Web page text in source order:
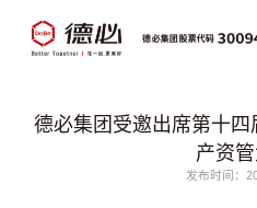
德必集团受邀出席第十
产资
发布时间：